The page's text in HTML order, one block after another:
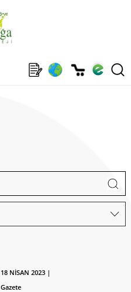
18 NİSAN 2023 |
Gazete